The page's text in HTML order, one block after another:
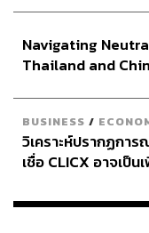
พอขึ้นมาถึงชั้นบนก็เห
บนดูสงบเหมาะกับก
ห้องนี้คงหนีไม่พ้นโซ
วิวสะพานและแม่น้ำ
อ่างที่เราสามารถแช่
Navigating
Thailand and
BUSINESS /
วิเคราะห์ปรากฏกา
เชื่อ CLICX อาจเป็
เรือนไทยที่ถูกซุกไว้